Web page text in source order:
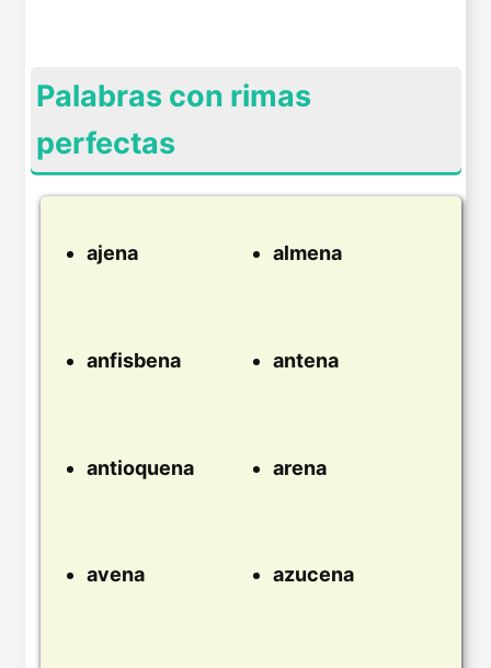
Palabras con rimas
perfectas
ajena almena
anfisbena antena
antioquena arena
avena azucena